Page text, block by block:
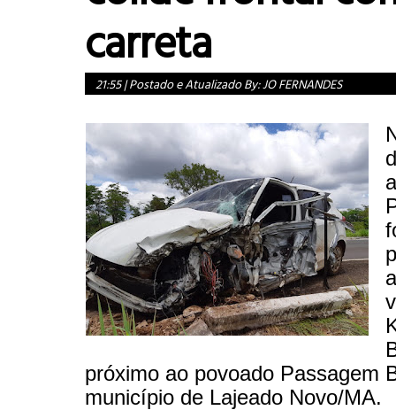
carreta
21:55|Postado e Atualizado By:JO FERNANDES
próximo ao povoado Passagem
município de Lajeado Novo/MA.